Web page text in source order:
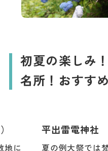
初夏の楽しみ
名所！おすす
地に
平出雷電神社
夏の例大祭では